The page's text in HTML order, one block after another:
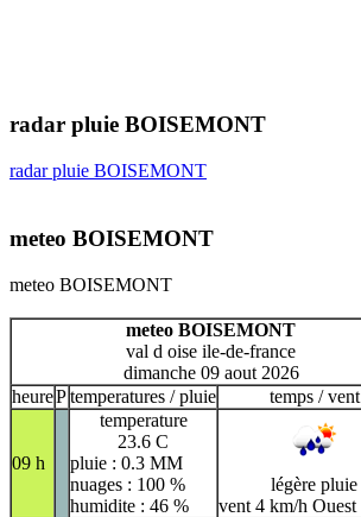
radar pluie BOISEMONT
radar pluie BOISEMONT
meteo BOISEMONT
meteo BOISEMONT
meteo BOISEMONT
val d oise ile-de-france
dimanche 09 aout 2026
heurePtemperatures / pluie temps / vent
09 h
temperature
23.6 C
pluie : 0.3 MM
nuages : 100 %
humidite : 46 %
légère pluie
vent 4 km/h Ouest